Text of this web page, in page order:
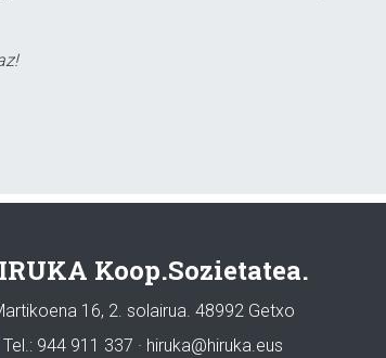
Koop.Sozietatea.
16, 2. solairua. 48992 Getxo
Tel.: 944 911 337 · hiruka@hiruka.eus